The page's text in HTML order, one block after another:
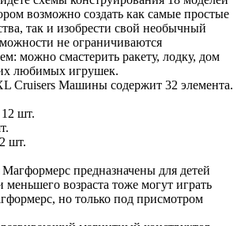
возможно создать как самые простые
так и изобрести свой необычный
не ограничиваются
можно смастерить ракету, лодку, дом
любимых игрушек.
Cruisers Машины содержит 32 элемента.
шт.
шт.
предназначены для детей
меньшего возраста тоже могут играть
но только под присмотром